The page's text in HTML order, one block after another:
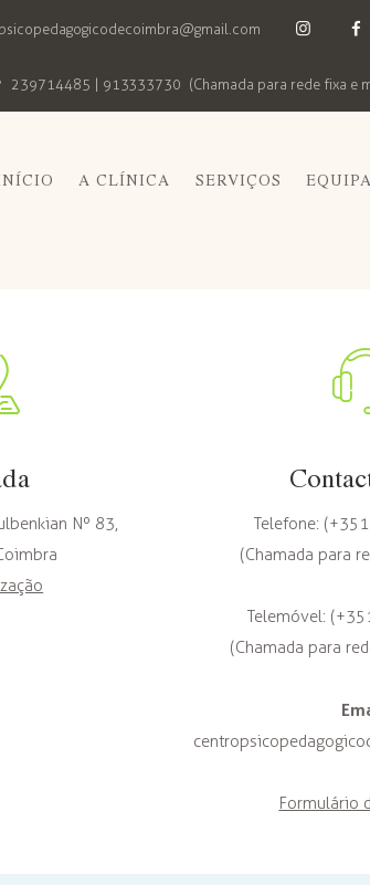
239714485 | 913333730 (Chamada para rede fixa e
A CLÍNICA SERVIÇOS EQUIPA
Nº 83,
Telefone:
(Chamada para
Telemóvel:
(Chamada para
Formulário